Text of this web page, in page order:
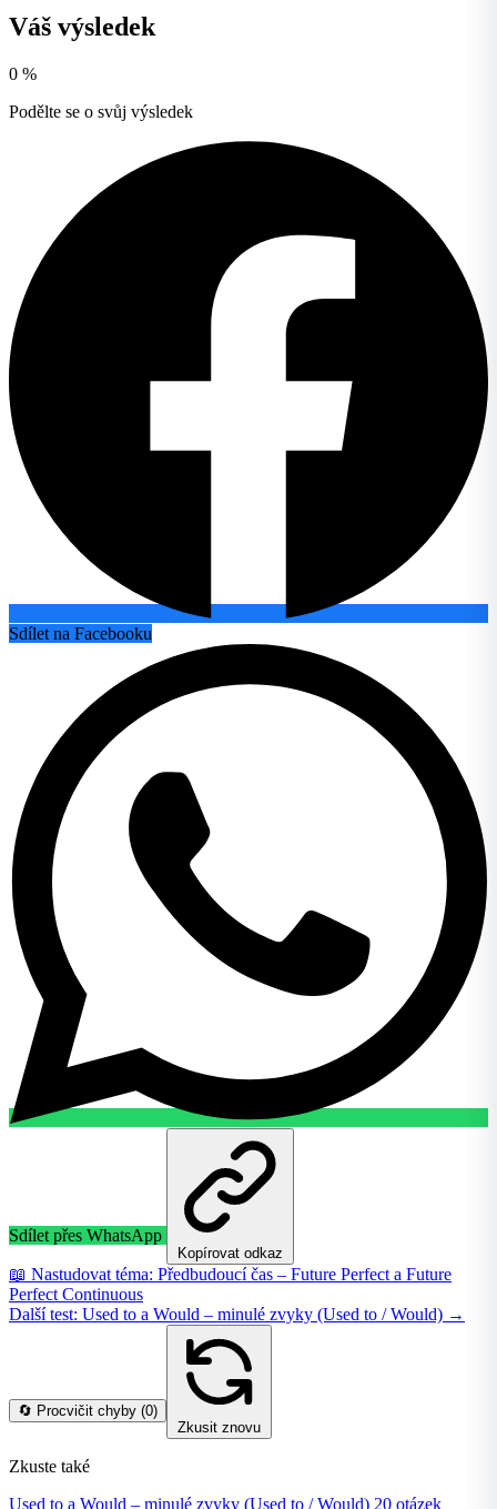
Váš výsledek
0 %
Podělte se o svůj výsledek
Sdílet na Facebooku
Sdílet přes WhatsApp
Kopírovat odkaz
📖 Nastudovat téma: Předbudoucí čas – Future Perfect a Future
Perfect Continuous
Další test: Used to a Would – minulé zvyky (Used to / Would) →
🔄 Procvičit chyby (0)
Zkusit znovu
Zkuste také
Used to a Would – minulé zvyky (Used to / Would) 20 otázek